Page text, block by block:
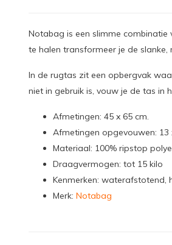
Notabag is een slimme
te halen transformeer je de
In de rugtas zit een opbergvak
niet in gebruik is, vouw je de tas in
Afmetingen: 45 x 65 cm.
Afmetingen opgevouwen: 13
Materiaal: 100% ripstop
Draagvermogen: tot 15 kilo
Kenmerken: waterafstotend,
Merk: Notabag